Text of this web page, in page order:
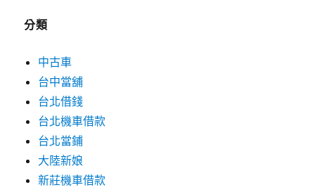
分類
中古車
台中當舖
台北借錢
台北機車借款
台北當鋪
大陸新娘
新莊機車借款